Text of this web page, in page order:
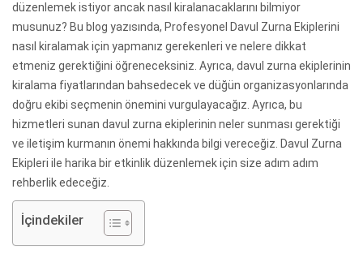
düzenlemek istiyor ancak nasıl kiralanacaklarını bilmiyor
musunuz? Bu blog yazısında, Profesyonel Davul Zurna Ekiplerini
nasıl kiralamak için yapmanız gerekenleri ve nelere dikkat
etmeniz gerektiğini öğreneceksiniz. Ayrıca, davul zurna ekiplerinin
kiralama fiyatlarından bahsedecek ve düğün organizasyonlarında
doğru ekibi seçmenin önemini vurgulayacağız. Ayrıca, bu
hizmetleri sunan davul zurna ekiplerinin neler sunması gerektiği
ve iletişim kurmanın önemi hakkında bilgi vereceğiz. Davul Zurna
Ekipleri ile harika bir etkinlik düzenlemek için size adım adım
rehberlik edeceğiz.
İçindekiler